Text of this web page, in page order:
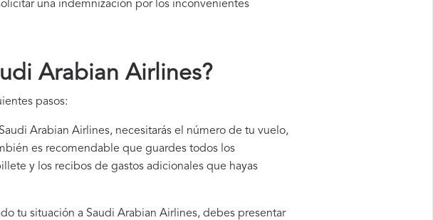
una indemnización por los inconvenientes
Arabian Airlines?
pasos:
Arabian Airlines, necesitarás el número de tu vuelo,
es recomendable que guardes todos los
y los recibos de gastos adicionales que hayas
tu situación a Saudi Arabian Airlines, debes presentar